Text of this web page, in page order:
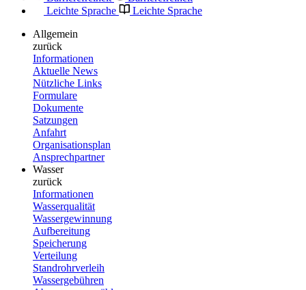
Leichte Sprache
Leichte Sprache
Allgemein
zurück
Informationen
Aktuelle News
Nützliche Links
Formulare
Dokumente
Satzungen
Anfahrt
Organisationsplan
Ansprechpartner
Wasser
zurück
Informationen
Wasserqualität
Wassergewinnung
Aufbereitung
Speicherung
Verteilung
Standrohrverleih
Wassergebühren